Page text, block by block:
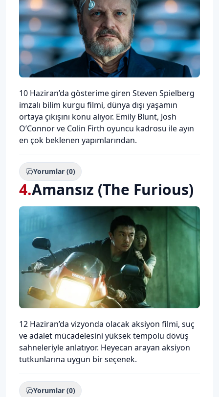
Description
10 Haziran’da gösterime giren Steven Spielberg
imzalı bilim kurgu filmi, dünya dışı yaşamın
ortaya çıkışını konu alıyor. Emily Blunt, Josh
O’Connor ve Colin Firth oyuncu kadrosu ile ayın
en çok beklenen yapımlarından.
Yorumlar (0)
4.Amansız (The Furious)
Description
12 Haziran’da vizyonda olacak aksiyon filmi, suç
ve adalet mücadelesini yüksek tempolu dövüş
sahneleriyle anlatıyor. Heyecan arayan aksiyon
tutkunlarına uygun bir seçenek.
Yorumlar (0)